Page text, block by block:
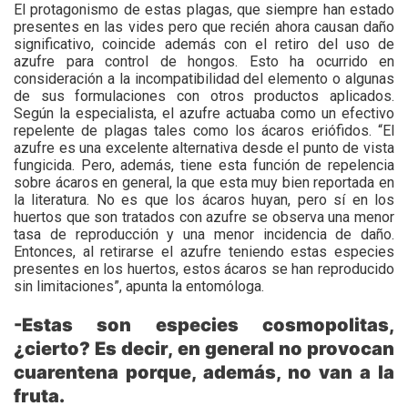
El protagonismo de estas plagas, que siempre han estado
presentes en las vides pero que recién ahora causan daño
significativo, coincide además con el retiro del uso de
azufre para control de hongos. Esto ha ocurrido en
consideración a la incompatibilidad del elemento o algunas
de sus formulaciones con otros productos aplicados.
Según la especialista, el azufre actuaba como un efectivo
repelente de plagas tales como los ácaros eriófidos. “El
azufre es una excelente alternativa desde el punto de vista
fungicida. Pero, además, tiene esta función de repelencia
sobre ácaros en general, la que esta muy bien reportada en
la literatura. No es que los ácaros huyan, pero sí en los
huertos que son tratados con azufre se observa una menor
tasa de reproducción y una menor incidencia de daño.
Entonces, al retirarse el azufre teniendo estas especies
presentes en los huertos, estos ácaros se han reproducido
sin limitaciones”, apunta la entomóloga.
-Estas son especies cosmopolitas,
¿cierto? Es decir, en general no provocan
cuarentena porque, además, no van a la
fruta.